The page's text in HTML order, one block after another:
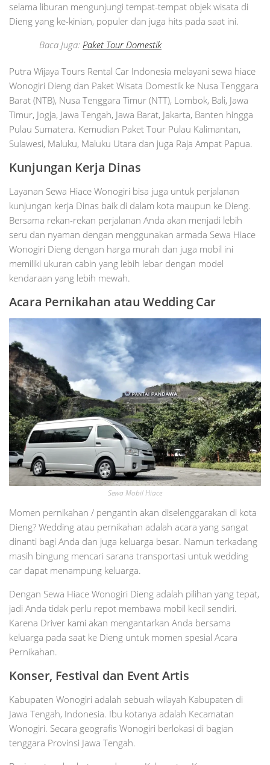
selama liburan mengunjungi tempat-tempat objek wisata di
Dieng yang ke-kinian, populer dan juga hits pada saat ini.
Baca Juga: Paket Tour Domestik
Putra Wijaya Tours Rental Car Indonesia melayani sewa hiace
Wonogiri Dieng dan Paket Wisata Domestik ke Nusa Tenggara
Barat (NTB), Nusa Tenggara Timur (NTT), Lombok, Bali, Jawa
Timur, Jogja, Jawa Tengah, Jawa Barat, Jakarta, Banten hingga
Pulau Sumatera. Kemudian Paket Tour Pulau Kalimantan,
Sulawesi, Maluku, Maluku Utara dan juga Raja Ampat Papua.
Kunjungan Kerja Dinas
Layanan Sewa Hiace Wonogiri bisa juga untuk perjalanan
kunjungan kerja Dinas baik di dalam kota maupun ke Dieng.
Bersama rekan-rekan perjalanan Anda akan menjadi lebih
seru dan nyaman dengan menggunakan armada Sewa Hiace
Wonogiri Dieng dengan harga murah dan juga mobil ini
memiliki ukuran cabin yang lebih lebar dengan model
kendaraan yang lebih mewah.
Acara Pernikahan atau Wedding Car
Sewa Mobil Hiace
Momen pernikahan / pengantin akan diselenggarakan di kota
Dieng? Wedding atau pernikahan adalah acara yang sangat
dinanti bagi Anda dan juga keluarga besar. Namun terkadang
masih bingung mencari sarana transportasi untuk wedding
car dapat menampung keluarga.
Dengan Sewa Hiace Wonogiri Dieng adalah pilihan yang tepat,
jadi Anda tidak perlu repot membawa mobil kecil sendiri.
Karena Driver kami akan mengantarkan Anda bersama
keluarga pada saat ke Dieng untuk momen spesial Acara
Pernikahan.
Konser, Festival dan Event Artis
Kabupaten Wonogiri adalah sebuah wilayah Kabupaten di
Jawa Tengah, Indonesia. Ibu kotanya adalah Kecamatan
Wonogiri. Secara geografis Wonogiri berlokasi di bagian
tenggara Provinsi Jawa Tengah.